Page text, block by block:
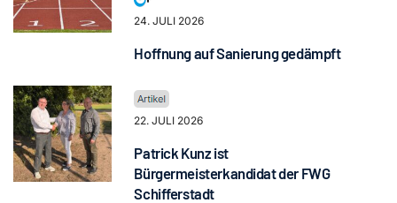
24. JULI 2026
Hoffnung auf Sanierung gedämpft
22. JULI 2026
Patrick Kunz ist
Bürgermeisterkandidat der FWG
Schifferstadt